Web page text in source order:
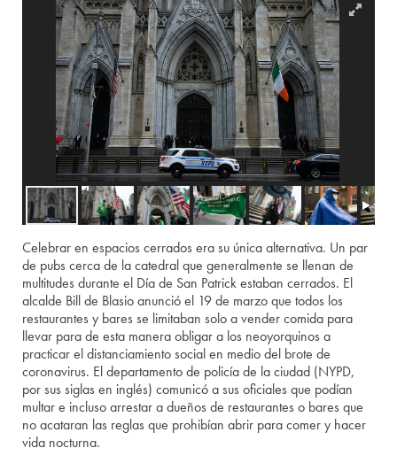
Celebrar en espacios cerrados era su única alternativa. Un par
de pubs cerca de la catedral que generalmente se llenan de
multitudes durante el Día de San Patrick estaban cerrados. El
alcalde Bill de Blasio anunció el 19 de marzo que todos los
restaurantes y bares se limitaban solo a vender comida para
llevar para de esta manera obligar a los neoyorquinos a
practicar el distanciamiento social en medio del brote de
coronavirus. El departamento de policía de la ciudad (NYPD,
por sus siglas en inglés) comunicó a sus oficiales que podían
multar e incluso arrestar a dueños de restaurantes o bares que
no acataran las reglas que prohibían abrir para comer y hacer
vida nocturna.